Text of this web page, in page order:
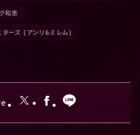
和恵
ターズ (アンリ＆ミレム)